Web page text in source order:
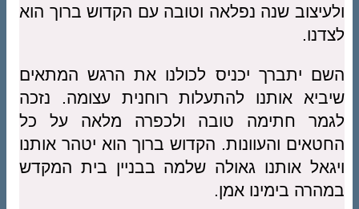
ולעיצוב שנה נפלאה וטובה עם הקדוש ברוך הוא
לצדנו.
השם יתברך יכניס לכולנו את הרגש המתאים
שיביא אותנו להתעלות רוחנית עצומה. נזכה
לגמר חתימה טובה ולכפרה מלאה על כל
החטאים והעוונות. הקדוש ברוך הוא יטהר אותנו
ויגאל אותנו גאולה שלמה בבניין בית המקדש
במהרה בימינו אמן.